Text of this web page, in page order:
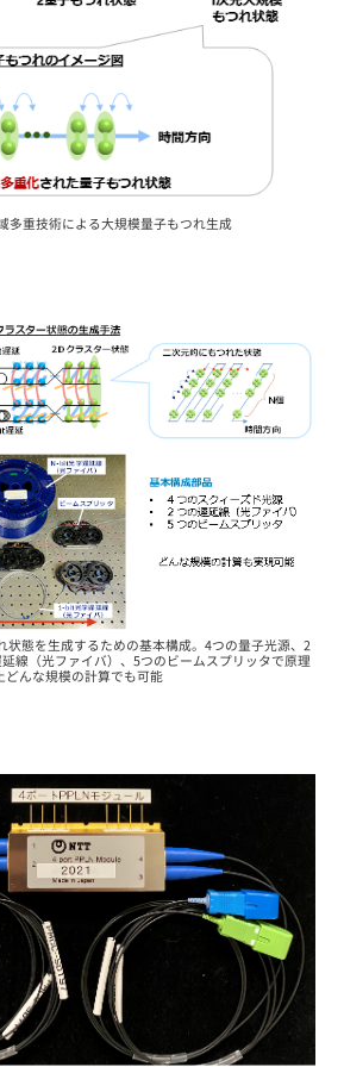
重技術による大規模量子もつれ生成
態を生成するための基本構成。4つの量子光源、2
線（光ファイバ）、5つのビームスプリッタで原理
どんな規模の計算でも可能